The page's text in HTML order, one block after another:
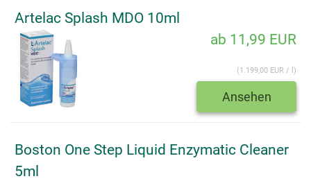
Artelac Splash MDO 10ml
ab 11,99 EUR
(1.199,00 EUR / l)
Ansehen
Boston One Step Liquid Enzymatic Cleaner
5ml